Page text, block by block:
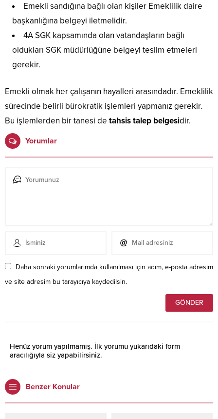
Emekli sandığına bağlı olan kişiler Emeklilik daire
başkanlığına belgeyi iletmelidir.
4A SGK kapsamında olan vatandaşların bağlı
oldukları SGK müdürlüğüne belgeyi teslim etmeleri
gerekir.
Emekli olmak her çalışanın hayalleri arasındadır. Emeklilik
sürecinde belirli bürokratik işlemleri yapmanız gerekir.
Bu işlemlerden bir tanesi de tahsis talep belgesidir.
Yorumlar
Daha sonraki yorumlarımda kullanılması için adım, e-posta adresim
ve site adresim bu tarayıcıya kaydedilsin.
Henüz yorum yapılmamış. İlk yorumu yukarıdaki form
aracılığıyla siz yapabilirsiniz.
Benzer Konular